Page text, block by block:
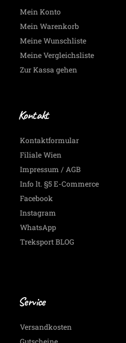
Mein Konto
Mein Warenkorb
Meine Wunschliste
Meine Vergleichsliste
Zur Kassa gehen
Kontakt
Kontaktformular
Filiale Wien
Impressum / AGB
Info lt. §5 E-Commerce
Facebook
Instagram
WhatsApp
Treksport BLOG
Service
Versandkosten